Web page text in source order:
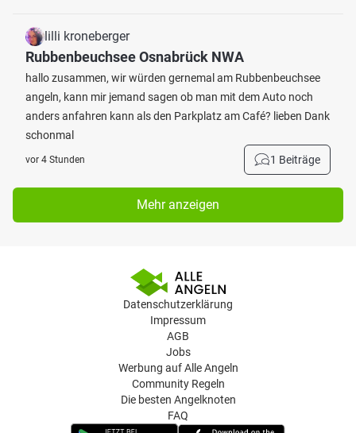
lilli kroneberger
Rubbenbeuchsee Osnabrück NWA
hallo zusammen, wir würden gernemal am Rubbenbeuchsee
angeln, kann mir jemand sagen ob man mit dem Auto noch
anders anfahren kann als den Parkplatz am Café? lieben Dank
schonmal
vor 4 Stunden 1 Beiträge
Mehr anzeigen
Datenschutzerklärung
Impressum
AGB
Jobs
Werbung auf Alle Angeln
Community Regeln
Die besten Angelknoten
FAQ